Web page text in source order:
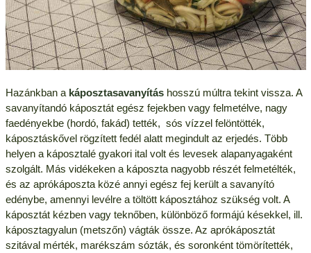
Hazánkban a káposztasavanyításhosszú múltra tekint vissza. A
savanyítandó káposztát egész fejekben vagy felmetélve, nagy
faedényekbe (hordó, fakád) tették, sós vízzel felöntötték,
káposztáskővel rögzített fedél alatt megindult az erjedés. Több
helyen a káposztalé gyakori ital volt és levesek alapanyagaként
szolgált. Más vidékeken a káposzta nagyobb részét felmetélték,
és az aprókáposzta közé annyi egész fej került a savanyító
edénybe, amennyi levélre a töltött káposztához szükség volt. A
káposztát kézben vagy teknőben, különböző formájú késekkel, ill.
káposztagyalun (metszőn) vágták össze. Az aprókáposztát
szitával mérték, marékszám sózták, és soronként tömörítették,